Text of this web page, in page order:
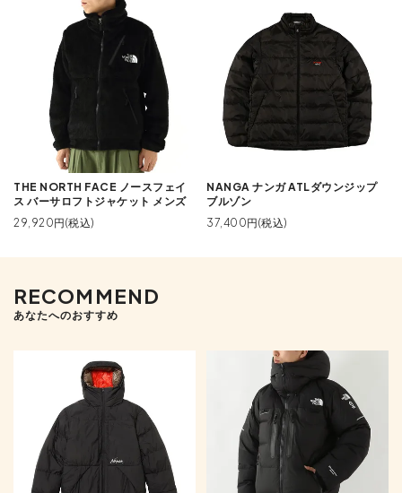
THE NORTH FACE ノースフェイ
ス バーサロフトジャケット メンズ
29,920円(税込)
NANGA ナンガ ATLダウンジップ
ブルゾン
37,400円(税込)
RECOMMEND
あなたへのおすすめ